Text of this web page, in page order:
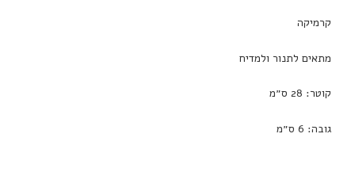
קרמיקה
מתאים לתנור ולמדיח
קוטר: 28 ס״מ
גובה: 6 ס״מ